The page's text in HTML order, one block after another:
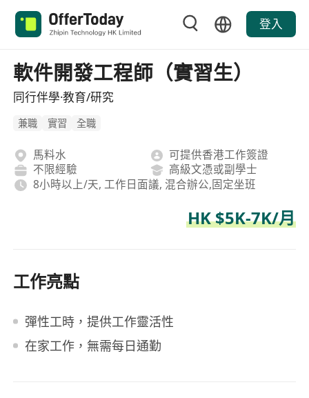
登入
軟件開發工程師（實習生）
同行伴學·教育/研究
兼職 實習 全職
馬料水
可提供香港工作簽證
不限經驗
高級文憑或副學士
8小時以上/天, 工作日面議, 混合辦公,固定坐班
HK $5K-7K/月
工作亮點
彈性工時，提供工作靈活性
在家工作，無需每日通勤